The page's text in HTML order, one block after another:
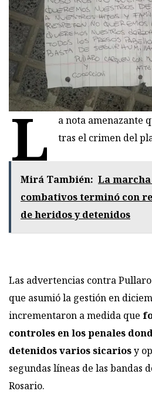
L
a nota amenazante
tras el crimen del
Mirá También: La
combativos terminó con
de heridos y detenidos
Las advertencias contra
que asumió la gestión en
incrementaron a medida que
controles en los penales
detenidos varios sicariosy
segundas líneas de las bandas
Rosario.